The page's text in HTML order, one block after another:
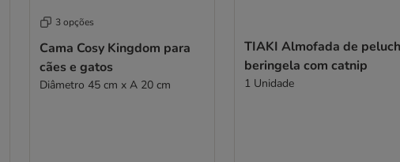
3 opções
Cama Cosy Kingdom para
cães e gatos
Diâmetro 45 cm x A 20 cm
TIAKI Almofada de
beringela com catnip
1 Unidade